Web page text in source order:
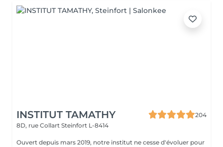
INSTITUT TAMATHY
204
8D, rue Collart Steinfort L-8414
Ouvert depuis mars 2019, notre institut ne cesse d'évoluer pour